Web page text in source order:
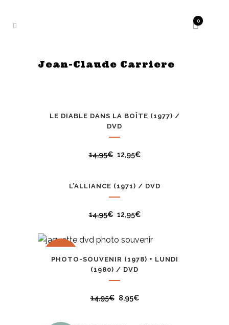
0
Jean-Claude Carriere
LE DIABLE DANS LA BOÎTE (1977) /
DVD
14,95€ 12,95€
L’ALLIANCE (1971) / DVD
14,95€ 12,95€
PROMO
PHOTO-SOUVENIR (1978) + LUNDI
(1980) / DVD
14,95€ 8,95€